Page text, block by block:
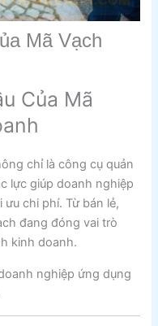
Mã Vạch
Của Mã
chỉ là công cụ quản
lực giúp doanh nghiệp
chi phí. Từ bán lẻ,
đang đóng vai trò
kinh doanh.
nghiệp ứng dụng